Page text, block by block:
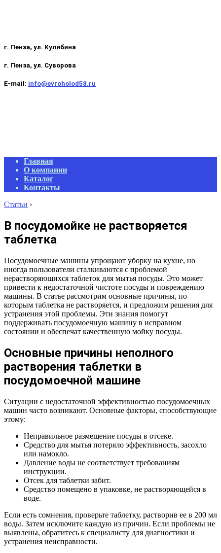
г. Пенза, ул. Кулибина
г. Пенза, ул. Суворова
E-mail: info@evroholod58.ru
Primary
Navigation
Menu
Главная
О компании
Каталог
Контакты
Статьи ›
В посудомойке не растворяется
таблетка
Посудомоечные машины упрощают уборку на кухне, но
иногда пользователи сталкиваются с проблемой
нерастворяющихся таблеток для мытья посуды. Это может
привести к недостаточной чистоте посуды и повреждению
машины. В статье рассмотрим основные причины, по
которым таблетка не растворяется, и предложим решения для
устранения этой проблемы. Эти знания помогут
поддерживать посудомоечную машину в исправном
состоянии и обеспечат качественную мойку посуды.
Основные причины неполного
растворения таблетки в
посудомоечной машине
Ситуации с недостаточной эффективностью посудомоечных
машин часто возникают. Основные факторы, способствующие
этому:
Неправильное размещение посуды в отсеке.
Средство для мытья потеряло эффективность, засохло
или намокло.
Давление воды не соответствует требованиям
инструкции.
Отсек для таблетки забит.
Средство помещено в упаковке, не растворяющейся в
воде.
Если есть сомнения, проверьте таблетку, растворив ее в 200 мл
воды. Затем исключите каждую из причин. Если проблемы не
выявлены, обратитесь к специалисту для диагностики и
устранения неисправности.